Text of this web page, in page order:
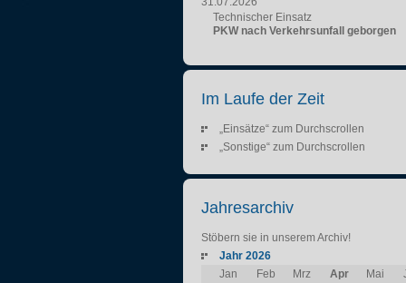
Technischer Einsatz
PKW nach Verkehrsunfall geborgen
Im Laufe der Zeit
„Einsätze“ zum Durchscrollen
„Sonstige“ zum Durchscrollen
Jahresarchiv
Stöbern sie in unserem Archiv!
Jahr 2026
Jan
Feb Mrz Apr Mai